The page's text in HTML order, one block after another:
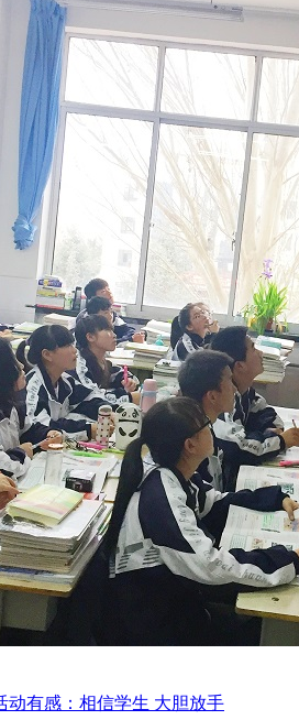
动有感：相信学生 大胆放手